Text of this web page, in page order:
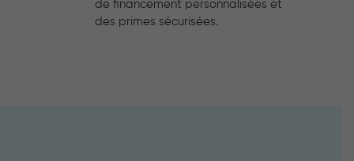
de financement personnalisées et
des primes sécurisées.